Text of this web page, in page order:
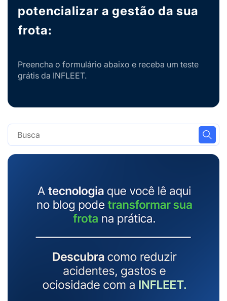
potencializar a gestão da sua
frota:
Preencha o formulário abaixo e receba um teste
grátis da INFLEET.